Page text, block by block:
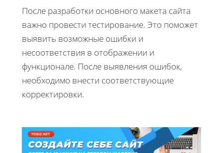
После разработки основного макета сайта
важно провести тестирование. Это поможет
выявить возможные ошибки и
несоответствия в отображении и
функционале. После выявления ошибок,
необходимо внести соответствующие
корректировки.